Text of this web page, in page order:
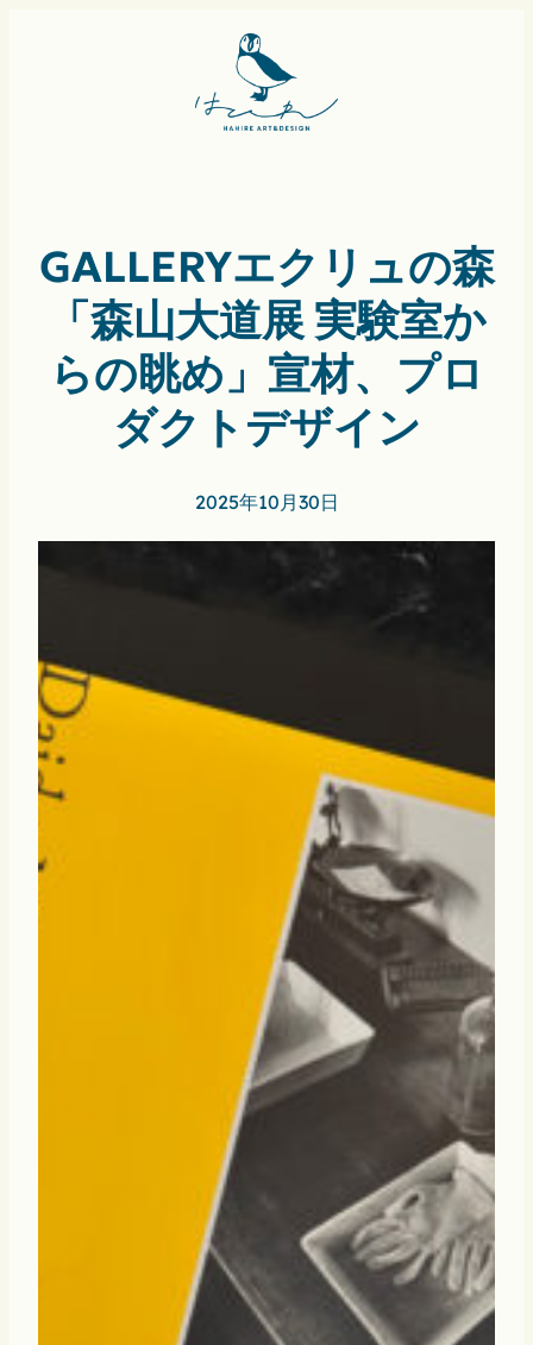
GALLERYエクリュの森
「森山大道展 実験室か
らの眺め」宣材、プロ
ダクトデザイン
2025年10月30日